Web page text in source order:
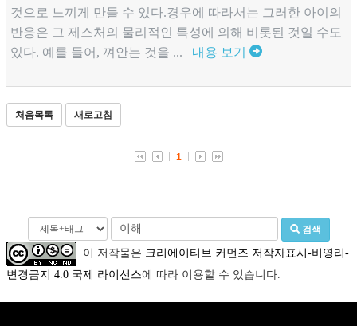
것으로 느끼게 만들 수 있다.경우에 따라서는 그러한 아이의
반응은 그 제스처의 물리적인 특성에 의해 비롯된 것일 수도
있다. 예를 들어, 껴안는 것을 ... 내용 보기
처음목록 새로고침
1
검색
이 저작물은 크리에이티브 커먼즈 저작자표시-비영리-
변경금지 4.0 국제 라이선스에 따라 이용할 수 있습니다.